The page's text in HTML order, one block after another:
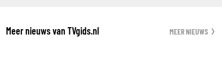
Meer nieuws van TVgids.nl MEER NIEUWS